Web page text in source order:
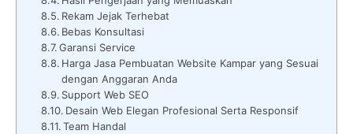
Rekam Jejak Terhebat
Bebas Konsultasi
Garansi Service
Harga Jasa Pembuatan Website Kampar yang Sesuai
dengan Anggaran Anda
Support Web SEO
Desain Web Elegan Profesional Serta Responsif
Team Handal